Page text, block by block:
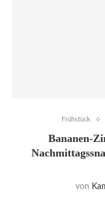
Frühstück
Bananen-
von